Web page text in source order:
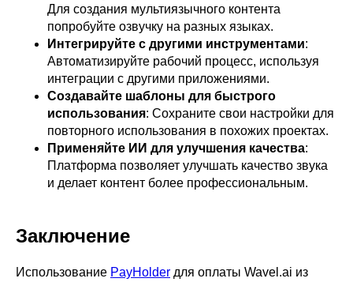
Для создания мультиязычного контента
попробуйте озвучку на разных языках.
Интегрируйте с другими инструментами:
Автоматизируйте рабочий процесс, используя
интеграции с другими приложениями.
Создавайте шаблоны для быстрого
использования: Сохраните свои настройки для
повторного использования в похожих проектах.
Применяйте ИИ для улучшения качества:
Платформа позволяет улучшать качество звука
и делает контент более профессиональным.
Заключение
Использование PayHolder для оплаты Wavel.ai из